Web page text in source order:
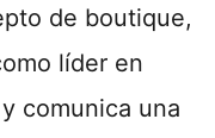
de boutique,
líder en
comunica una